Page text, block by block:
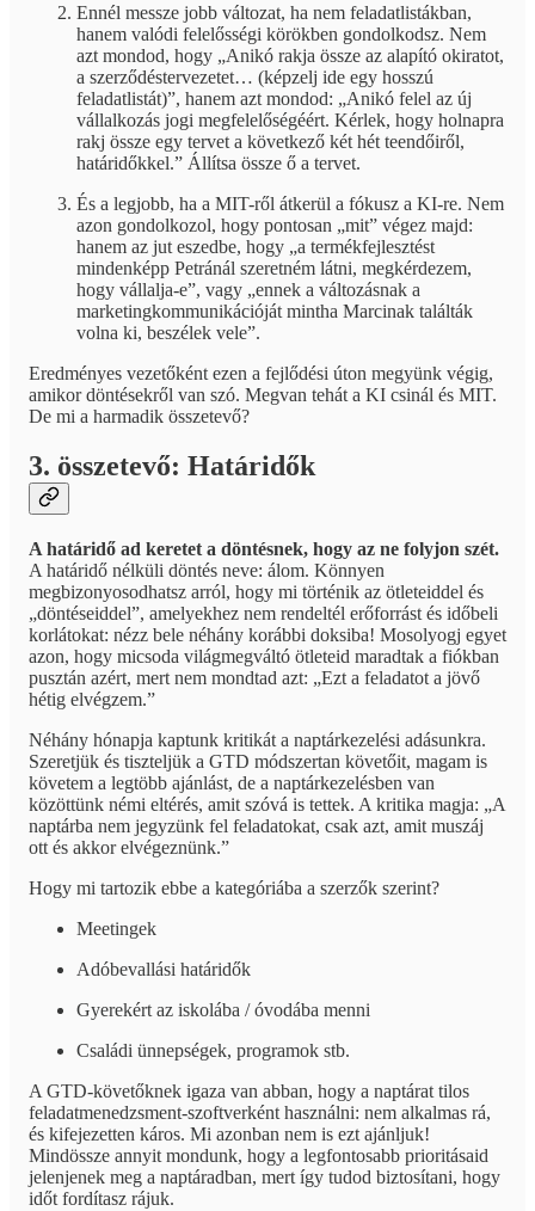
Ennél messze jobb változat, ha nem feladatlistákban,
hanem valódi felelősségi körökben gondolkodsz. Nem
azt mondod, hogy „Anikó rakja össze az alapító okiratot,
a szerződéstervezetet… (képzelj ide egy hosszú
feladatlistát)”, hanem azt mondod: „Anikó felel az új
vállalkozás jogi megfelelőségéért. Kérlek, hogy holnapra
rakj össze egy tervet a következő két hét teendőiről,
határidőkkel.” Állítsa össze ő a tervet.
És a legjobb, ha a MIT-ről átkerül a fókusz a KI-re. Nem
azon gondolkozol, hogy pontosan „mit” végez majd:
hanem az jut eszedbe, hogy „a termékfejlesztést
mindenképp Petránál szeretném látni, megkérdezem,
hogy vállalja-e”, vagy „ennek a változásnak a
marketingkommunikációját mintha Marcinak találták
volna ki, beszélek vele”.
Eredményes vezetőként ezen a fejlődési úton megyünk végig,
amikor döntésekről van szó. Megvan tehát a KI csinál és MIT.
De mi a harmadik összetevő?
3. összetevő: Határidők
A határidő ad keretet a döntésnek, hogy az ne folyjon szét.
A határidő nélküli döntés neve: álom. Könnyen
megbizonyosodhatsz arról, hogy mi történik az ötleteiddel és
„döntéseiddel”, amelyekhez nem rendeltél erőforrást és időbeli
korlátokat: nézz bele néhány korábbi doksiba! Mosolyogj egyet
azon, hogy micsoda világmegváltó ötleteid maradtak a fiókban
pusztán azért, mert nem mondtad azt: „Ezt a feladatot a jövő
hétig elvégzem.”
Néhány hónapja kaptunk kritikát a naptárkezelési adásunkra.
Szeretjük és tiszteljük a GTD módszertan követőit, magam is
követem a legtöbb ajánlást, de a naptárkezelésben van
közöttünk némi eltérés, amit szóvá is tettek. A kritika magja: „A
naptárba nem jegyzünk fel feladatokat, csak azt, amit muszáj
ott és akkor elvégeznünk.”
Hogy mi tartozik ebbe a kategóriába a szerzők szerint?
Meetingek
Adóbevallási határidők
Gyerekért az iskolába / óvodába menni
Családi ünnepségek, programok stb.
A GTD-követőknek igaza van abban, hogy a naptárat tilos
feladatmenedzsment-szoftverként használni: nem alkalmas rá,
és kifejezetten káros. Mi azonban nem is ezt ajánljuk!
Mindössze annyit mondunk, hogy a legfontosabb prioritásaid
jelenjenek meg a naptáradban, mert így tudod biztosítani, hogy
időt fordítasz rájuk.